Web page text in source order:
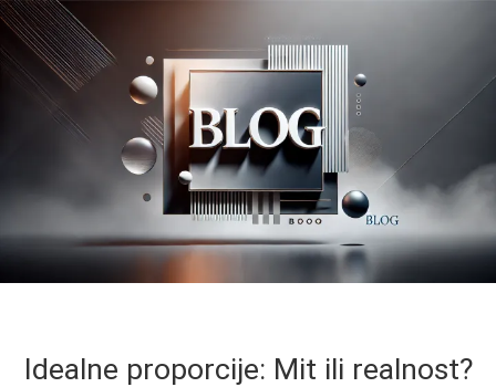
Idealne proporcije: Mit ili realnost?